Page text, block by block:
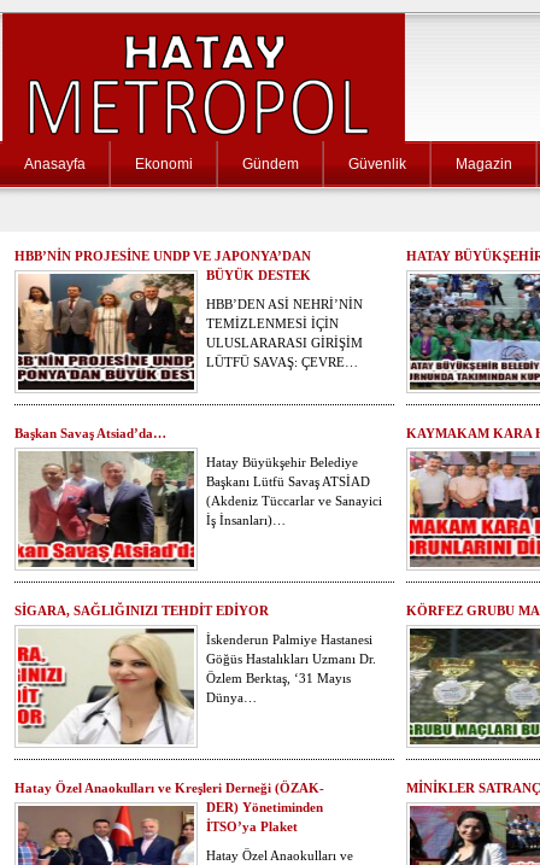
Anasayfa Ekonomi Gündem Güvenlik Magazin
HBB’NİN PROJESİNE UNDP VE JAPONYA’DAN
BÜYÜK DESTEK
HBB’DEN ASİ NEHRİ’NİN
TEMİZLENMESİ İÇİN
ULUSLARARASI GİRİŞİM
LÜTFÜ SAVAŞ: ÇEVRE…
HATAY
Başkan Savaş Atsiad’da…
Hatay Büyükşehir Belediye
Başkanı Lütfü Savaş ATSİAD
(Akdeniz Tüccarlar ve Sanayici
İş İnsanları)…
KAYMAKAM KARA
SİGARA, SAĞLIĞINIZI TEHDİT EDİYOR
İskenderun Palmiye Hastanesi
Göğüs Hastalıkları Uzmanı Dr.
Özlem Berktaş, ‘31 Mayıs
Dünya…
KÖRFEZ GRUBU
Hatay Özel Anaokulları ve Kreşleri Derneği (ÖZAK-
DER) Yönetiminden
İTSO’ya Plaket
Hatay Özel Anaokulları ve
MİNİKLER